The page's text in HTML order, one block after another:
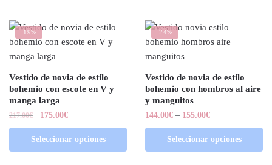
-19%
Vestido de novia de estilo
bohemio con escote en V y
manga larga
217.00€ 175.00€
Seleccionar opciones
-24%
Vestido de novia de estilo
bohemio con hombros al aire
y manguitos
144.00€ – 155.00€
Seleccionar opciones